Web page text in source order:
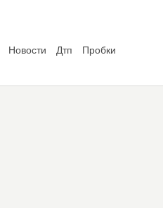
Новости Дтп
Пробки